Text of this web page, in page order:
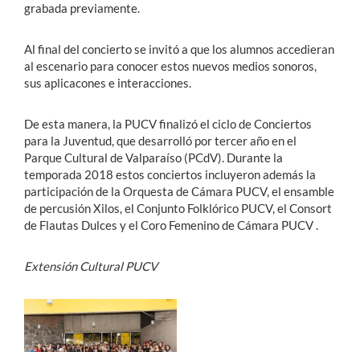
grabada previamente.
Al final del concierto se invitó a que los alumnos accedieran
al escenario para conocer estos nuevos medios sonoros,
sus aplicacones e interacciones.
De esta manera, la PUCV finalizó el ciclo de Conciertos
para la Juventud, que desarrolló por tercer año en el
Parque Cultural de Valparaíso (PCdV). Durante la
temporada 2018 estos conciertos incluyeron además la
participación de la Orquesta de Cámara PUCV, el ensamble
de percusión Xilos, el Conjunto Folklórico PUCV, el Consort
de Flautas Dulces y el Coro Femenino de Cámara PUCV .
Extensión Cultural PUCV